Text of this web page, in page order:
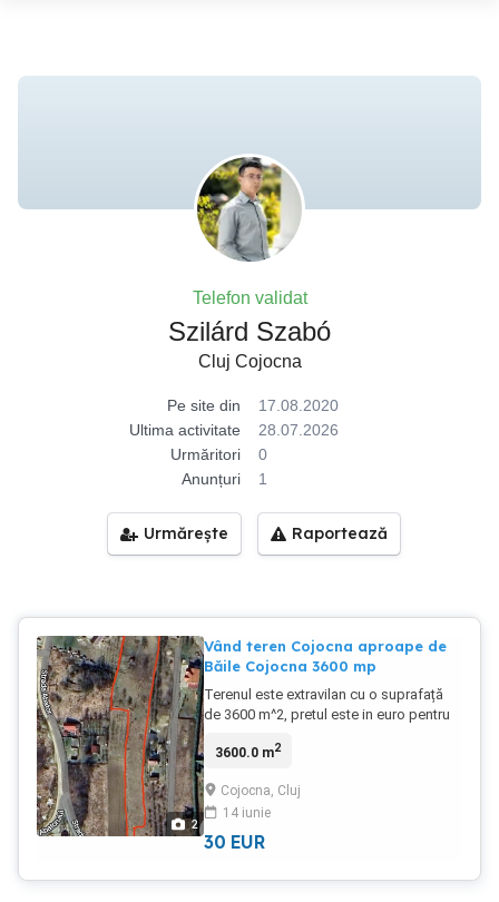
Telefon validat
Szilárd Szabó
Cluj Cojocna
Pe site din
17.08.2020
Ultima activitate
28.07.2026
Urmăritori
0
Anunțuri
1
Urmărește Raportează
2
Vând teren Cojocna aproape de
Băile Cojocna 3600 mp
Terenul este extravilan cu o suprafață
de 3600 m^2, pretul este in euro pentru
3600.0 m2
Cojocna, Cluj
14 iunie
30 EUR